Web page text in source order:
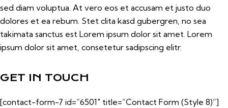
sed diam voluptua. At vero eos et accusam et justo duo
dolores et ea rebum. Stet clita kasd gubergren, no sea
takimata sanctus est Lorem ipsum dolor sit amet. Lorem
ipsum dolor sit amet, consetetur sadipscing elitr.
GET IN TOUCH
[contact-form-7 id=”6501″ title=”Contact Form (Style 8)”]